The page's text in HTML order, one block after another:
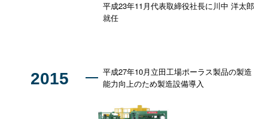
平成23年11月代表取締役社⾧に川中 洋太郎
就任
2015
平成27年10月立田工場ポーラス製品の製造
能力向上のため製造設備導入